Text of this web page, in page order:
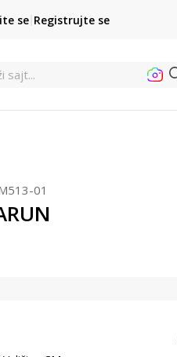
POZOVITE NAS
011 422 1422
se Registrujte se
01